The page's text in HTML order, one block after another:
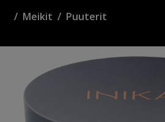
Meikit Puuterit